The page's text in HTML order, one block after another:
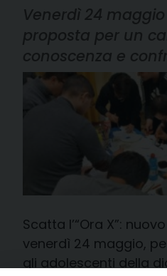
Venerdì 24
proposta per un
conoscenza e
Scatta l’“Ora X”:
venerdì 24 maggio,
gli adolescenti della